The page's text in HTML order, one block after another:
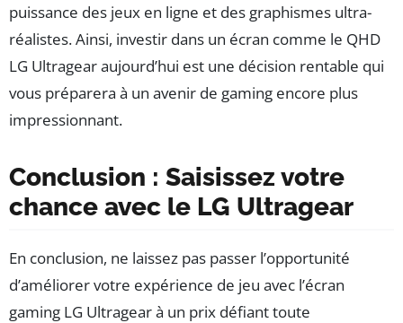
puissance des jeux en ligne et des graphismes ultra-
réalistes. Ainsi, investir dans un écran comme le QHD
LG Ultragear aujourd’hui est une décision rentable qui
vous préparera à un avenir de gaming encore plus
impressionnant.
Conclusion : Saisissez votre
chance avec le LG Ultragear
En conclusion, ne laissez pas passer l’opportunité
d’améliorer votre expérience de jeu avec l’écran
gaming LG Ultragear à un prix défiant toute